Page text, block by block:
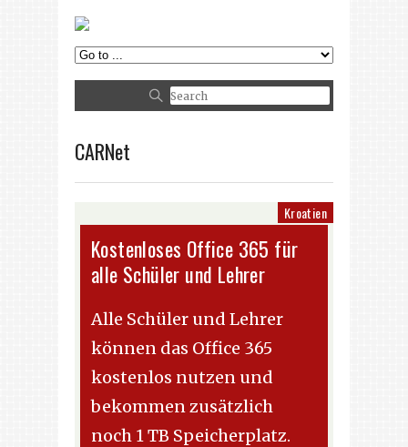
CARNet
Kroatien
Kostenloses Office 365 für
alle Schüler und Lehrer
Alle Schüler und Lehrer
können das Office 365
kostenlos nutzen und
bekommen zusätzlich
noch 1 TB Speicherplatz.